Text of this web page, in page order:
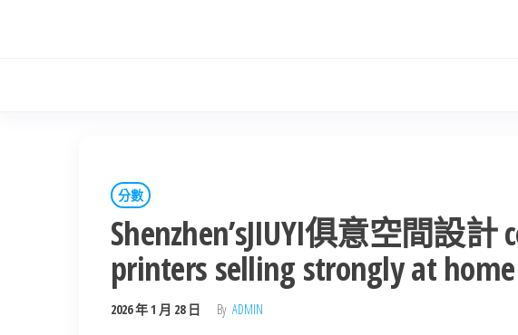
分數
Shenzhen’sJIUYI俱意空間設計
printers selling strongly at
2026 年 1 月 28 日 By ADMIN